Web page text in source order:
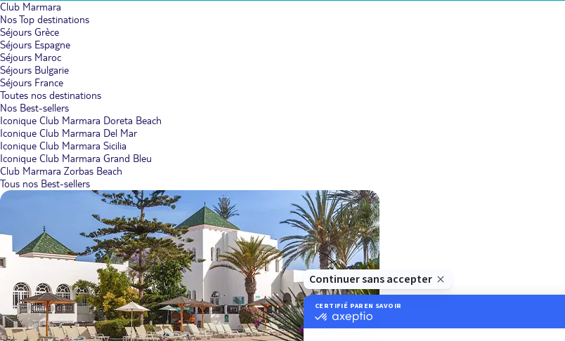
Club Marmara
Nos Top destinations
Séjours Grèce
Séjours Espagne
Séjours Maroc
Séjours Bulgarie
Séjours France
Toutes nos destinations
Nos Best-sellers
Iconique Club Marmara Doreta Beach
Iconique Club Marmara Del Mar
Iconique Club Marmara Sicilia
Iconique Club Marmara Grand Bleu
Club Marmara Zorbas Beach
Tous nos Best-sellers